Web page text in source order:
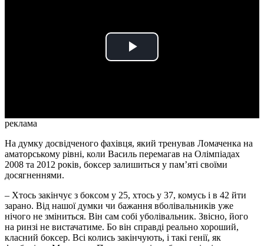
Play
реклама
На думку досвідченого фахівця, який тренував Ломаченка на
аматорському рівні, коли Василь перемагав на Олімпіадах
2008 та 2012 років, боксер залишиться у пам’яті своїми
досягненнями.
– Хтось закінчує з боксом у 25, хтось у 37, комусь і в 42 йти
зарано. Від нашої думки чи бажання вболівальників уже
нічого не зміниться. Він сам собі уболівальник. Звісно, його
на ринзі не вистачатиме. Бо він справді реально хороший,
класний боксер. Всі колись закінчують, і такі генії, як